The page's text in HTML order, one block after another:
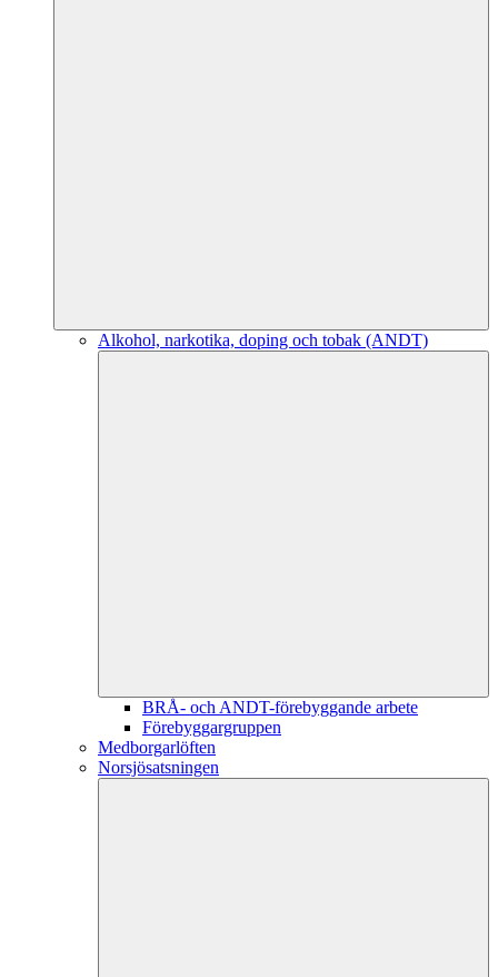
Alkohol, narkotika, doping och tobak (ANDT)
BRÅ- och ANDT-förebyggande arbete
Förebyggargruppen
Medborgarlöften
Norsjösatsningen